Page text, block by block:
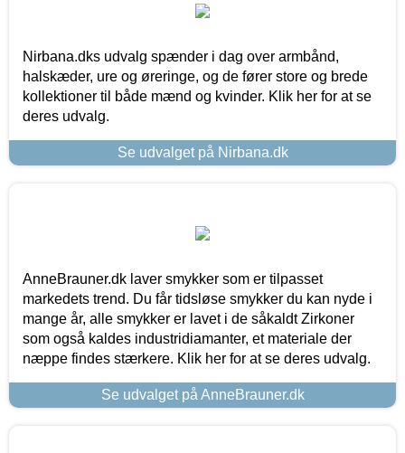
Nirbana.dks udvalg spænder i dag over armbånd,
halskæder, ure og øreringe, og de fører store og brede
kollektioner til både mænd og kvinder. Klik her for at se
deres udvalg.
Se udvalget på Nirbana.dk
AnneBrauner.dk laver smykker som er tilpasset
markedets trend. Du får tidsløse smykker du kan nyde i
mange år, alle smykker er lavet i de såkaldt Zirkoner
som også kaldes industridiamanter, et materiale der
næppe findes stærkere. Klik her for at se deres udvalg.
Se udvalget på AnneBrauner.dk